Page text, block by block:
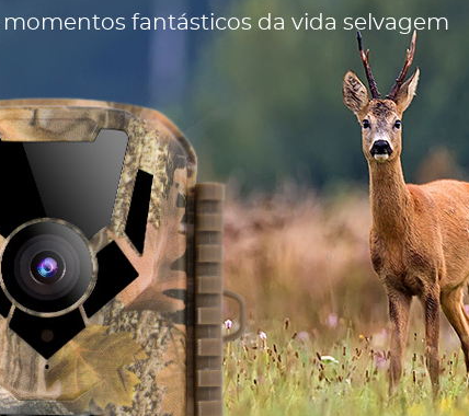
fantásticos da vida selvagem